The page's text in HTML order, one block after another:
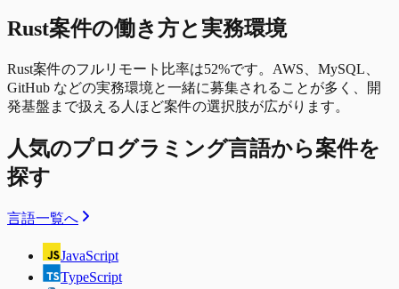
Rust案件の働き方と実務環境
Rust案件のフルリモート比率は52%です。AWS、MySQL、
GitHub などの実務環境と一緒に募集されることが多く、開
発基盤まで扱える人ほど案件の選択肢が広がります。
人気のプログラミング言語から案件を
探す
言語一覧へ
JavaScript
TypeScript